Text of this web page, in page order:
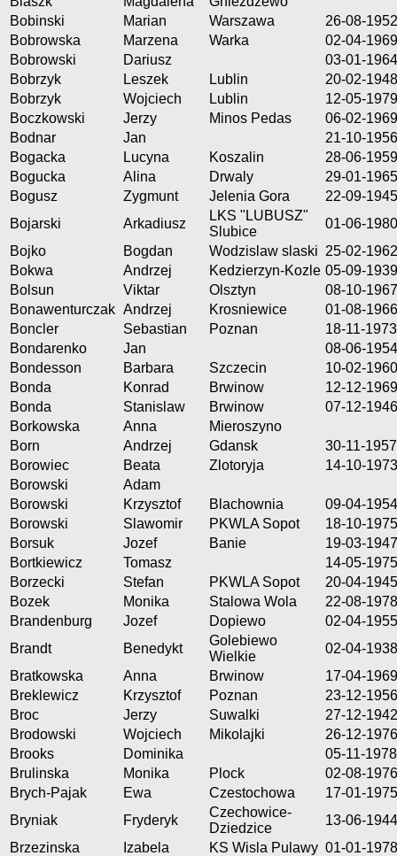
Bobinski
Marian Warszawa
26-08-1952
Bobrowska
Marzena Warka
02-04-1969
Bobrowski
Dariusz
03-01-1964
Bobrzyk
Leszek Lublin
20-02-1948
Bobrzyk
Wojciech Lublin
12-05-1979
Boczkowski
Jerzy Minos Pedas
06-02-1969
Bodnar
Jan
21-10-1956
Bogacka
Lucyna Koszalin
28-06-1959
Bogucka
Alina Drwaly
29-01-1965
Bogusz
Zygmunt Jelenia Gora
22-09-1945
Bojarski
Arkadiusz
LKS "LUBUSZ"
Slubice
01-06-1980
Bojko
Bogdan Wodzislaw slaski 25-02-1962
Bokwa
Andrzej Kedzierzyn-Kozle 05-09-1939
Bolsun
Viktar Olsztyn
08-10-1967
Bonawenturczak Andrzej Krosniewice
01-08-1966
Boncler
Sebastian Poznan
18-11-1973
Bondarenko
Jan
08-06-1954
Bondesson
Barbara Szczecin
10-02-1960
Bonda
Konrad Brwinow
12-12-1969
Bonda
Stanislaw Brwinow
07-12-1946
Borkowska
Anna
Mieroszyno
Born
Andrzej Gdansk
30-11-1957
Borowiec
Beata Zlotoryja
14-10-1973
Borowski
Adam
Borowski
Krzysztof Blachownia
09-04-1954
Borowski
Slawomir PKWLA Sopot
18-10-1975
Borsuk
Jozef Banie
19-03-1947
Bortkiewicz
Tomasz
14-05-1975
Borzecki
Stefan PKWLA Sopot
20-04-1945
Bozek
Monika Stalowa Wola
22-08-1978
Brandenburg
Jozef Dopiewo
02-04-1955
Brandt
Benedykt
Golebiewo
Wielkie
02-04-1938
Bratkowska
Anna Brwinow
17-04-1969
Breklewicz
Krzysztof Poznan
23-12-1956
Broc
Jerzy Suwalki
27-12-1942
Brodowski
Wojciech Mikolajki
26-12-1976
Brooks
Dominika
05-11-1978
Brulinska
Monika Plock
02-08-1976
Brych-Pajak
Ewa Czestochowa
17-01-1975
Bryniak
Fryderyk
Czechowice-
Dziedzice
13-06-1944
Brzezinska
Izabela KS Wisla Pulawy 01-01-1978